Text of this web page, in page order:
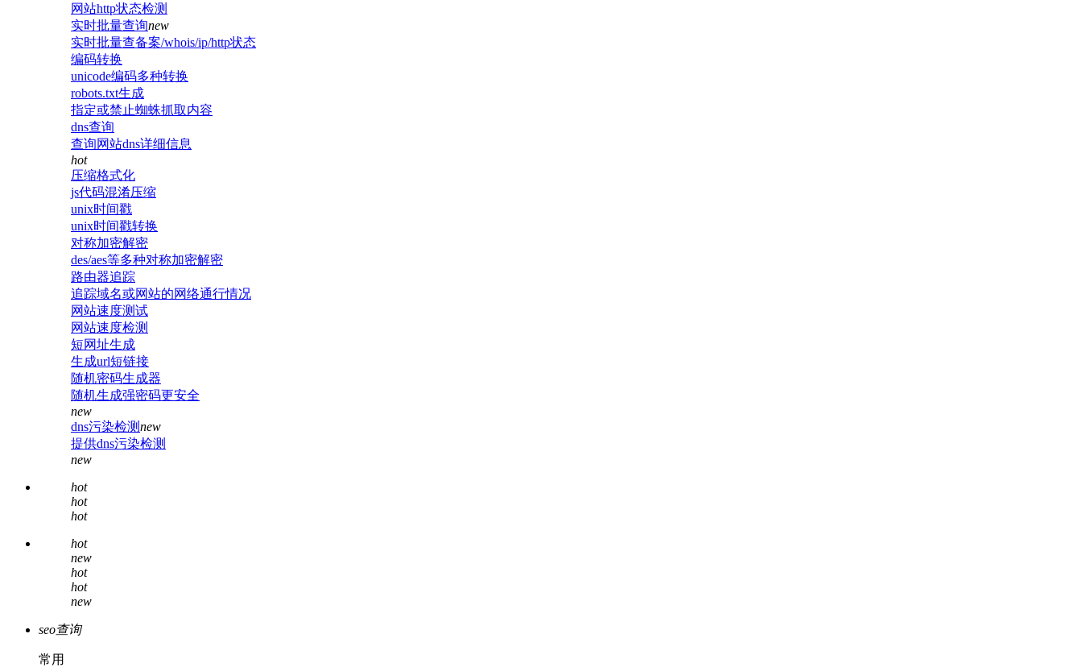
网站http状态检测
实时批量查询new
实时批量查备案/whois/ip/http状态
编码转换
unicode编码多种转换
robots.txt生成
指定或禁止蜘蛛抓取内容
dns查询
查询网站dns详细信息
hot
压缩格式化
js代码混淆压缩
unix时间戳
unix时间戳转换
对称加密解密
des/aes等多种对称加密解密
路由器追踪
追踪域名或网站的网络通行情况
网站速度测试
网站速度检测
短网址生成
生成url短链接
随机密码生成器
随机生成强密码更安全
new
dns污染检测new
提供dns污染检测
new
hot
hot
hot
hot
new
hot
hot
new
seo查询
常用